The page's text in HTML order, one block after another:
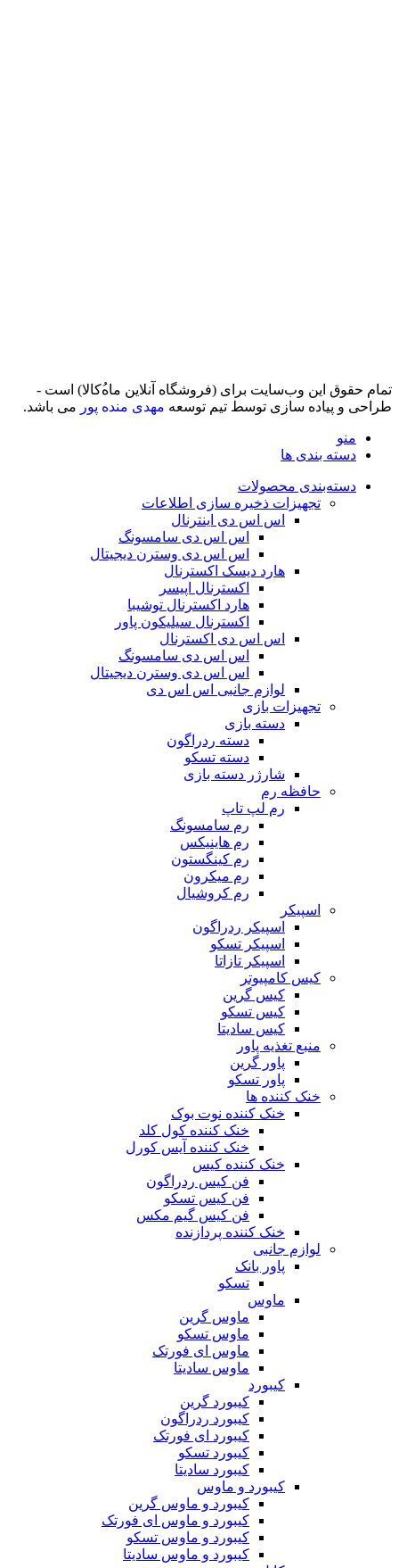
تمام حقوق اين وب‌سايت برای (فروشگاه آنلاین ماه‌‌‌‌‌‌ُکالا) است -
طراحی و پیاده سازی توسط تیم توسعه مهدی منده پور می باشد.
منو
دسته بندی ها
دسته‌بندی محصولات
تجهیزات ذخیره سازی اطلاعات
اس اس دی اینترنال
اس اس دی سامسونگ
اس اس دی وسترن دیجیتال
هارد دیسک اکسترنال
اکسترنال اپیسر
هارد اکسترنال توشیبا
اکسترنال سیلیکون پاور
اس اس دی اکسترنال
اس اس دی سامسونگ
اس اس دی وسترن دیجیتال
لوازم جانبی اس اس دی
تجهیزات بازی
دسته بازی
دسته ردراگون
دسته تسکو
شارژر دسته بازی
حافظه رم
رم لپ تاپ
رم سامسونگ
رم هاینیکس
رم کینگستون
رم میکرون
رم کروشیال
اسپیکر
اسپیکر ردراگون
اسپیکر تسکو
اسپیکر تازاتا
کیس کامپیوتر
کیس گرین
کیس تسکو
کیس سادیتا
منبع تغذیه‌ پاور
پاور گرین
پاور تسکو
خنک کننده ها
خنک کننده نوت بوک
خنک کننده کول کلد
خنک کننده آیس کورل
خنک کننده کیس
فن کیس ردراگون
فن کیس تسکو
فن کیس گیم مکس
خنک کننده پردازنده
لوازم جانبی
پاور بانک
تسکو
ماوس
ماوس گرین
ماوس تسکو
ماوس ای فورتک
ماوس سادیتا
کیبورد
کیبورد گرین
کیبورد ردراگون
کیبورد ای فورتک
کیبورد تسکو
کیبورد سادیتا
کیبورد و ماوس
کیبورد و ماوس گرین
کیبورد و ماوس ای فورتک
کیبورد و ماوس تسکو
کیبورد و ماوس سادیتا